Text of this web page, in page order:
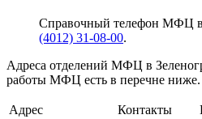
Справочный телефон МФЦ в
(4012) 31-08-00.
Адреса отделений МФЦ в
работы МФЦ есть в перечне ниже.
Адрес Контакты